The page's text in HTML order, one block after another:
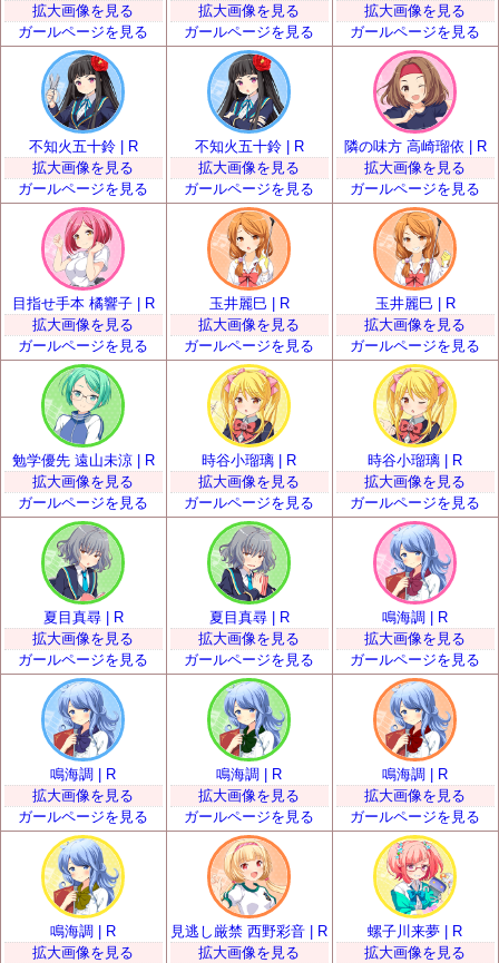
拡大画像を見る
ガールページを見る
拡大画像を見る
ガールページを見る
拡大画像を見る
ガールページを見る
不知火五十鈴 | R
拡大画像を見る
ガールページを見る
不知火五十鈴 | R
拡大画像を見る
ガールページを見る
隣の味方 高崎瑠依 | R
拡大画像を見る
ガールページを見る
目指せ手本 橘響子 | R
拡大画像を見る
ガールページを見る
玉井麗巳 | R
拡大画像を見る
ガールページを見る
玉井麗巳 | R
拡大画像を見る
ガールページを見る
勉学優先 遠山未涼 | R
拡大画像を見る
ガールページを見る
時谷小瑠璃 | R
拡大画像を見る
ガールページを見る
時谷小瑠璃 | R
拡大画像を見る
ガールページを見る
夏目真尋 | R
拡大画像を見る
ガールページを見る
夏目真尋 | R
拡大画像を見る
ガールページを見る
鳴海調 | R
拡大画像を見る
ガールページを見る
鳴海調 | R
拡大画像を見る
ガールページを見る
鳴海調 | R
拡大画像を見る
ガールページを見る
鳴海調 | R
拡大画像を見る
ガールページを見る
鳴海調 | R
拡大画像を見る
見逃し厳禁 西野彩音 | R
拡大画像を見る
螺子川来夢 | R
拡大画像を見る